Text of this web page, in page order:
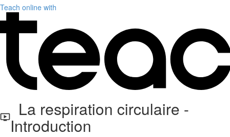
Teach online with
La respiration circulaire -
Introduction